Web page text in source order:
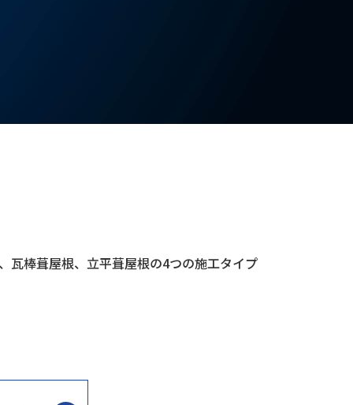
瓦棒葺屋根、立平葺屋根の4つの施工タイプ